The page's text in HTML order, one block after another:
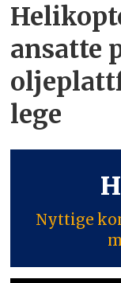
ansatte
lege
Nyttige